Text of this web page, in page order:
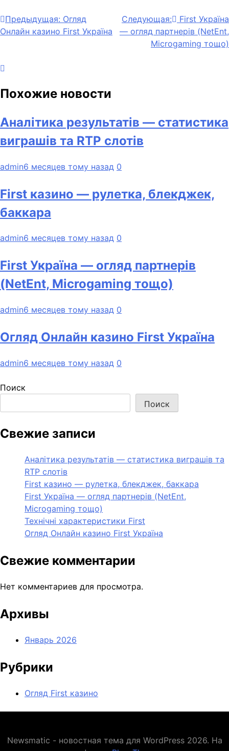
Навигация
по
Предыдущая: Огляд
Онлайн казино First Україна
Следующая:
First Україна
— огляд партнерів (NetEnt,
Microgaming тощо)
Похожие новости
Аналітика результатів — статистика
виграшів та RTP слотів
admin6 месяцев тому назад 0
First казино — рулетка, блекджек,
баккара
admin6 месяцев тому назад 0
First Україна — огляд партнерів
(NetEnt, Microgaming тощо)
admin6 месяцев тому назад 0
Огляд Онлайн казино First Україна
admin6 месяцев тому назад 0
Поиск
Поиск
Свежие записи
Аналітика результатів — статистика виграшів та
RTP слотів
First казино — рулетка, блекджек, баккара
First Україна — огляд партнерів (NetEnt,
Microgaming тощо)
Технічні характеристики First
Огляд Онлайн казино First Україна
Свежие комментарии
Нет комментариев для просмотра.
Архивы
Январь 2026
Рубрики
Огляд First казино
Newsmatic - новостная тема для WordPress 2026. На